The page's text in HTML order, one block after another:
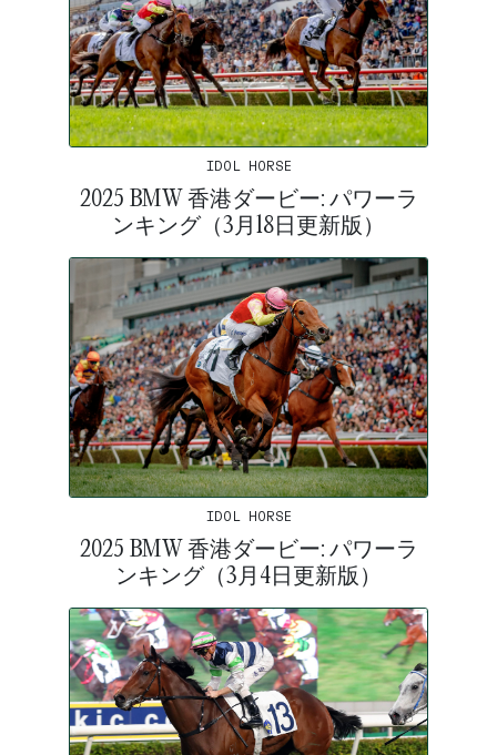
IDOL HORSE
2025 BMW 香港ダービー: パワーラ
ンキング（3月18日更新版）
IDOL HORSE
2025 BMW 香港ダービー: パワーラ
ンキング（3月4日更新版）